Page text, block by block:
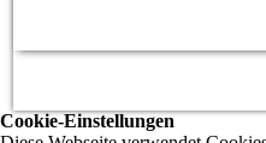
Cookie-Einstellungen